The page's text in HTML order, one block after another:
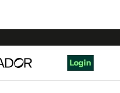
Login